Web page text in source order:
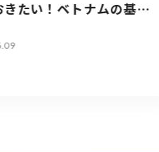
きたい！ベトナムの基本